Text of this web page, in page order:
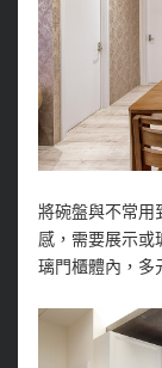
將碗盤與不常用
感，需要展示或
璃門櫃體內，多